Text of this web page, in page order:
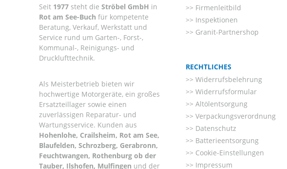
Seit 1977 steht die Ströbel GmbH in
Rot am See-Buch für kompetente
Beratung, Verkauf, Werkstatt und
Service rund um Garten-, Forst-,
Kommunal-, Reinigungs- und
Drucklufttechnik.
Als Meisterbetrieb bieten wir
hochwertige Motorgeräte, ein großes
Ersatzteillager sowie einen
zuverlässigen Reparatur- und
Wartungsservice. Kunden aus
Hohenlohe, Crailsheim, Rot am See,
Blaufelden, Schrozberg, Gerabronn,
Feuchtwangen, Rothenburg ob der
Tauber, Ilshofen, Mulfingen und der
Firmenleitbild
Inspektionen
Granit-Partnershop
RECHTLICHES
Widerrufsbelehrung
Widerrufsformular
Altölentsorgung
Verpackungsverordnung
Datenschutz
Batterieentsorgung
Cookie-Einstellungen
Impressum